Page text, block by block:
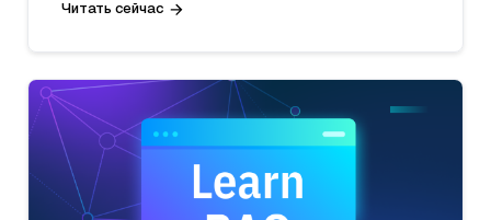
Читать сейчас